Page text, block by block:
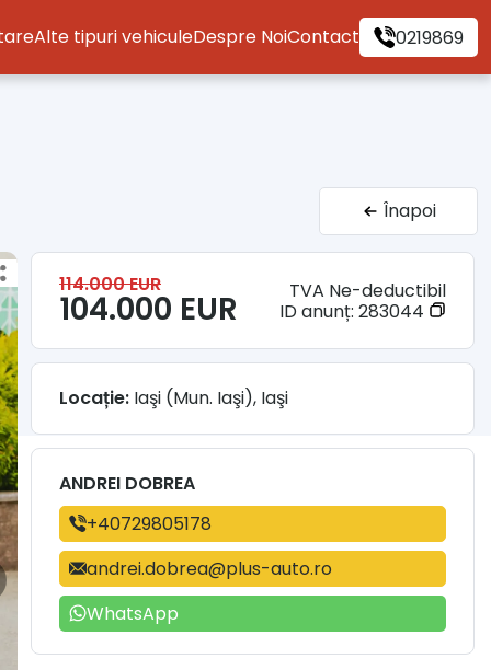
Alte tipuri vehiculeDespre NoiContact 0219869
Înapoi
114.000 EUR
104.000 EUR
TVA Ne-deductibil
ID anunț: 283044
Locație: Iaşi (Mun. Iaşi), Iaşi
ANDREI DOBREA
+40729805178
andrei.dobrea@plus-auto.ro
WhatsApp